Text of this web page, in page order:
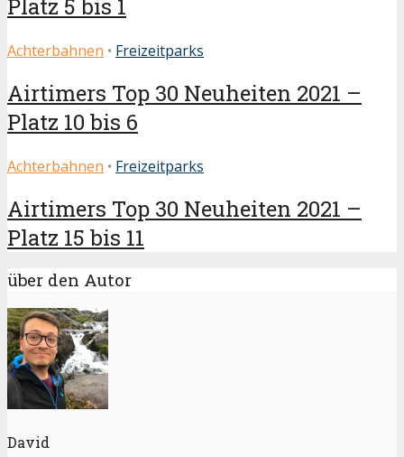
Platz 5 bis 1
Achterbahnen • Freizeitparks
Airtimers Top 30 Neuheiten 2021 –
Platz 10 bis 6
Achterbahnen • Freizeitparks
Airtimers Top 30 Neuheiten 2021 –
Platz 15 bis 11
über den Autor
David